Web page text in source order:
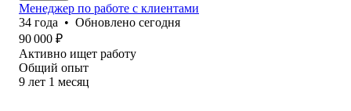
Менеджер по работе с клиентами
34 года • Обновлено сегодня
90 000 ₽
Активно ищет работу
Общий опыт
9 лет 1 месяц